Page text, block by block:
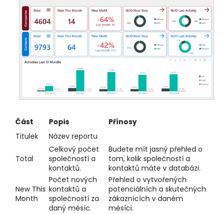
Část Popis
Přínosy
Titulek
Název reportu
Total
Celkový počet
společností a
kontaktů.
Budete mít jasný přehled o
tom, kolik společností a
kontaktů máte v databázi.
New This
Month
Počet nových
kontaktů a
společností za
daný měsíc.
Přehled o vytvořených
potenciálních a skutečných
zákaznících v daném
měsíci.